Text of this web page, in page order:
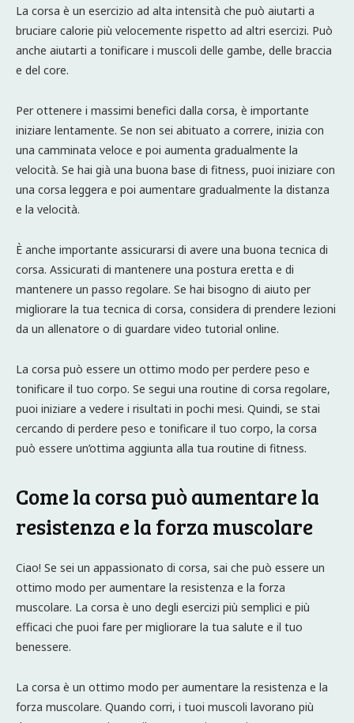
La corsa è un esercizio ad alta intensità che può aiutarti a
bruciare calorie più velocemente rispetto ad altri esercizi. Può
anche aiutarti a tonificare i muscoli delle gambe, delle braccia
e del core.
Per ottenere i massimi benefici dalla corsa, è importante
iniziare lentamente. Se non sei abituato a correre, inizia con
una camminata veloce e poi aumenta gradualmente la
velocità. Se hai già una buona base di fitness, puoi iniziare con
una corsa leggera e poi aumentare gradualmente la distanza
e la velocità.
È anche importante assicurarsi di avere una buona tecnica di
corsa. Assicurati di mantenere una postura eretta e di
mantenere un passo regolare. Se hai bisogno di aiuto per
migliorare la tua tecnica di corsa, considera di prendere lezioni
da un allenatore o di guardare video tutorial online.
La corsa può essere un ottimo modo per perdere peso e
tonificare il tuo corpo. Se segui una routine di corsa regolare,
puoi iniziare a vedere i risultati in pochi mesi. Quindi, se stai
cercando di perdere peso e tonificare il tuo corpo, la corsa
può essere un’ottima aggiunta alla tua routine di fitness.
Come la corsa può aumentare la
resistenza e la forza muscolare
Ciao! Se sei un appassionato di corsa, sai che può essere un
ottimo modo per aumentare la resistenza e la forza
muscolare. La corsa è uno degli esercizi più semplici e più
efficaci che puoi fare per migliorare la tua salute e il tuo
benessere.
La corsa è un ottimo modo per aumentare la resistenza e la
forza muscolare. Quando corri, i tuoi muscoli lavorano più